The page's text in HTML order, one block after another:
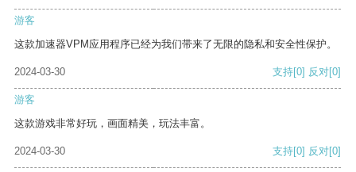
游客
这款加速器VPM应用程序已经为我们带来了无限的隐私和安全性保护。
2024-03-30 支持[0] 反对[0]
游客
这款游戏非常好玩，画面精美，玩法丰富。
2024-03-30 支持[0] 反对[0]